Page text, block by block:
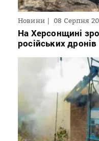
Новини 08 Серпня
На Херсонщині
російських